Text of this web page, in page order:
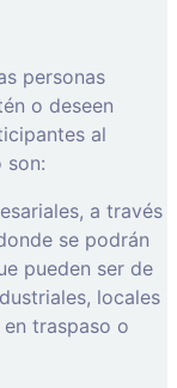
personas
o deseen
al
son:
a través
se podrán
pueden ser de
locales
traspaso o